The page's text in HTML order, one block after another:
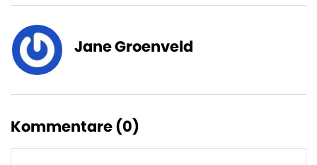
Jane Groenveld
Kommentare (0)